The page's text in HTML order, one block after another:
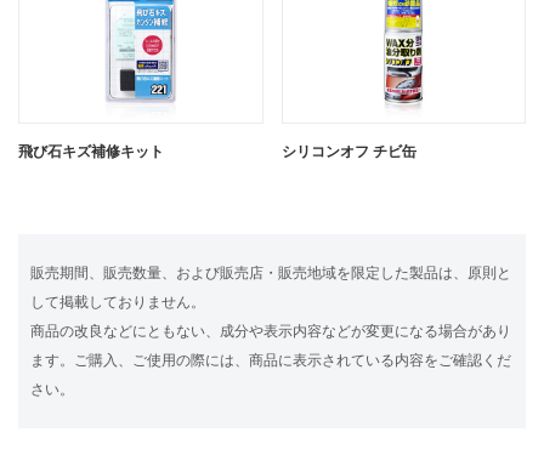
飛び石キズ補修キット シリコンオフ チビ缶
販売期間、販売数量、および販売店・販売地域を限定した製品は、原則と
して掲載しておりません。
商品の改良などにともない、成分や表示内容などが変更になる場合があり
ます。ご購入、ご使用の際には、商品に表示されている内容をご確認くだ
さい。